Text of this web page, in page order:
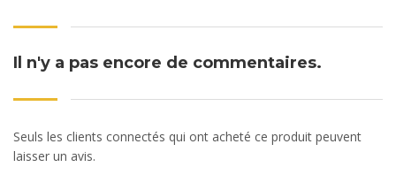
Il n'y a pas encore de commentaires.
Seuls les clients connectés qui ont acheté ce produit peuvent
laisser un avis.